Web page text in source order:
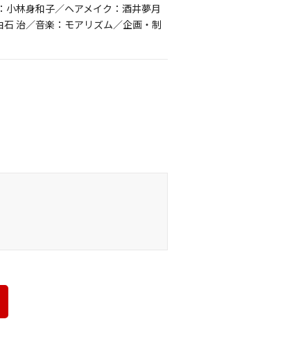
林身和子／ヘアメイク：酒井夢月
治／音楽：モアリズム／企画・制